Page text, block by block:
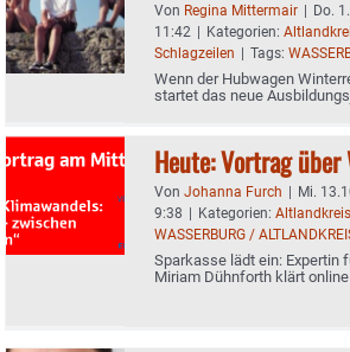
Von Regina Mittermair | Do.
11:42 | Kategorien:
Schlagzeilen | Tags:
Wenn der Hubwagen
startet das neue
Heute: Vortrag
Von Johanna Furch | Mi.
9:38 | Kategorien:
WASSERBURG /
Sparkasse lädt ein: Expertin
Miriam Dühnforth klärt